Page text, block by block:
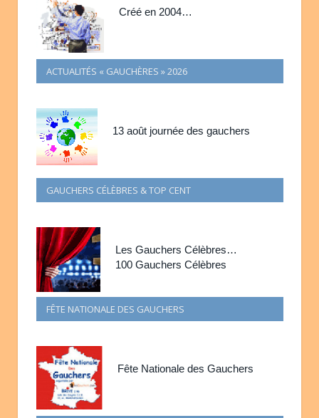
Créé en 2004…
ACTUALITÉS « GAUCHÈRES » 2026
13 août journée des gauchers
GAUCHERS CÉLÈBRES & TOP CENT
Les Gauchers Célèbres…
100 Gauchers Célèbres
FÊTE NATIONALE DES GAUCHERS
Fête Nationale des Gauchers